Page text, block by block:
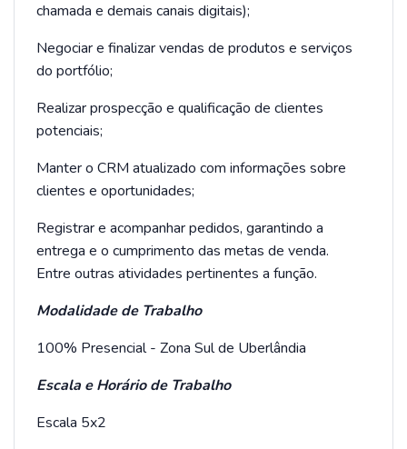
chamada e demais canais digitais);
Negociar e finalizar vendas de produtos e serviços
do portfólio;
Realizar prospecção e qualificação de clientes
potenciais;
Manter o CRM atualizado com informações sobre
clientes e oportunidades;
Registrar e acompanhar pedidos, garantindo a
entrega e o cumprimento das metas de venda.
Entre outras atividades pertinentes a função.
Modalidade de Trabalho
100% Presencial - Zona Sul de Uberlândia
Escala e Horário de Trabalho
Escala 5x2